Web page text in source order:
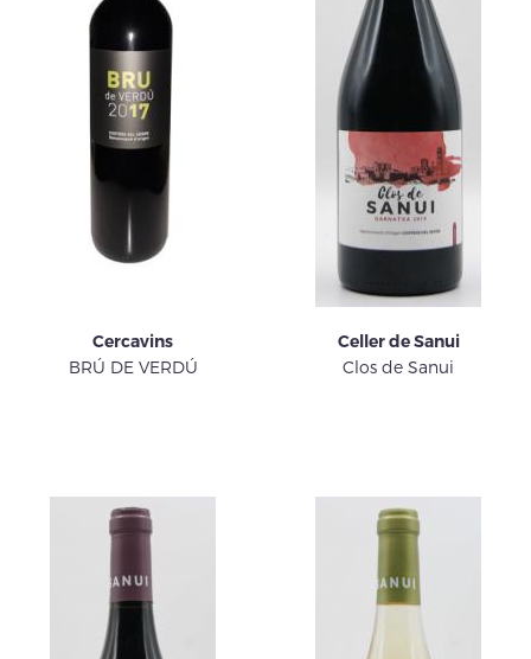
Cercavins
BRÚ DE VERDÚ
Celler de Sanui
Clos de Sanui